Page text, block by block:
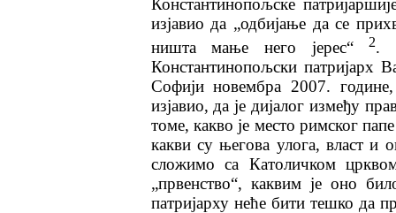
Константинопољске
изјавио да „одбијање да се
ништа мање него јерес“2.
Константинопољски патријарх
Софији новембра 2007. године,
изјавио, да је дијалог између
томе, какво је место римског
какви су његова улога, власт
сложимо са Католичком
„првенство“, каквим је оно
патријарху неће бити тешко да